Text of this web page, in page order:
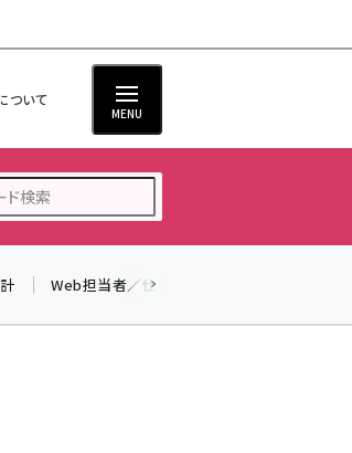
ついて
MENU
Web担当者／仕事